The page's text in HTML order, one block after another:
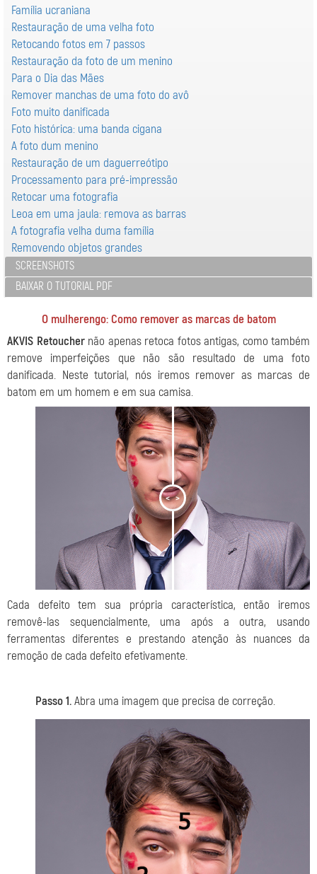
Família ucraniana
Restauração de uma velha foto
Retocando fotos em 7 passos
Restauração da foto de um menino
Para o Dia das Mães
Remover manchas de uma foto do avô
Foto muito danificada
Foto histórica: uma banda cigana
A foto dum menino
Restauração de um daguerreótipo
Processamento para pré-impressão
Retocar uma fotografia
Leoa em uma jaula: remova as barras
A fotografia velha duma família
Removendo objetos grandes
SCREENSHOTS
BAIXAR O TUTORIAL PDF
O mulherengo: Como remover as marcas de batom
AKVIS Retouchernão apenas retoca fotos antigas, como também
remove imperfeições que não são resultado de uma foto
danificada. Neste tutorial, nós iremos remover as marcas de
batom em um homem e em sua camisa.
< >
Cada defeito tem sua própria característica, então iremos
removê-las sequencialmente, uma após a outra, usando
ferramentas diferentes e prestando atenção às nuances da
remoção de cada defeito efetivamente.
Passo 1.Abra uma imagem que precisa de correção.